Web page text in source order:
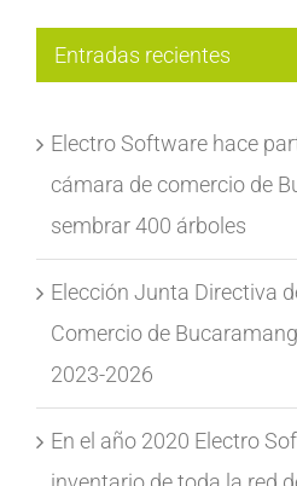
Entradas recientes
Electro Software hace
cámara de comercio de
sembrar 400 árboles
Elección Junta Directiva
Comercio de
2023-2026
En el año 2020 Electro